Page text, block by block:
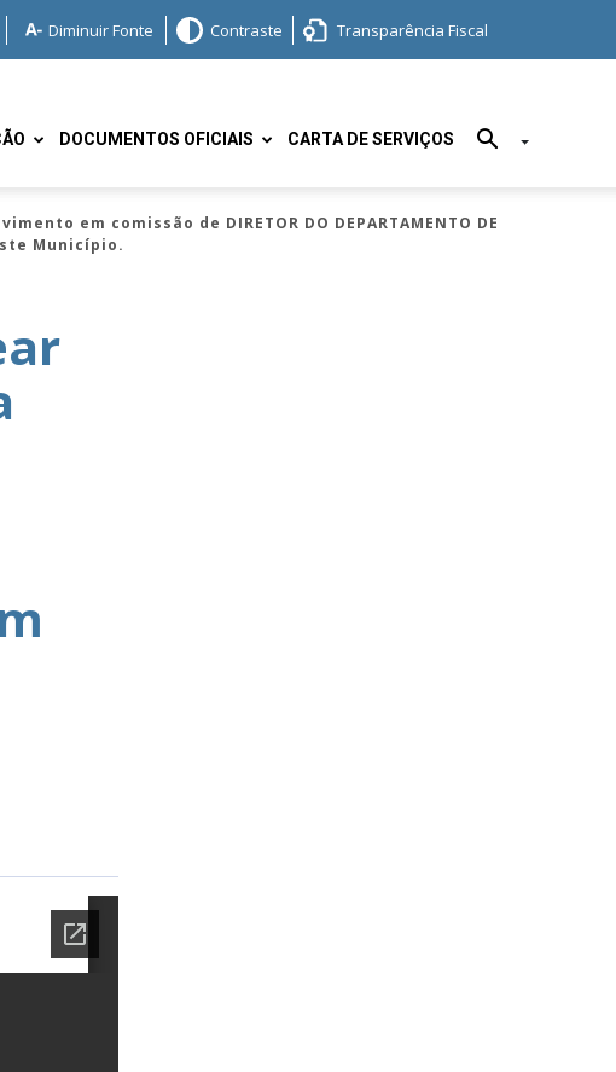
Diminuir Fonte Contraste Transparência Fiscal
DOCUMENTOS OFICIAIS CARTA DE SERVIÇOS
em comissão de DIRETOR DO DEPARTAMENTO DE
Município.